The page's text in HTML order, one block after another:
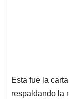
Esta fue la
respaldando la